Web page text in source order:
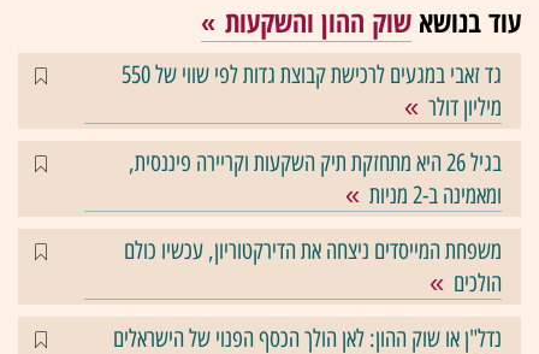
עוד בנושא שוק ההון והשקעות
גד זאבי במגעים לרכישת קבוצת גדות לפי שווי של 550
מיליון דולר
בגיל 26 היא מתחזקת תיק השקעות וקריירה פיננסית,
ומאמינה ב-2 מניות
משפחת המייסדים ניצחה את הדירקטוריון, עכשיו כולם
הולכים
נדל"ן או שוק ההון: לאן הולך הכסף הפנוי של הישראלים